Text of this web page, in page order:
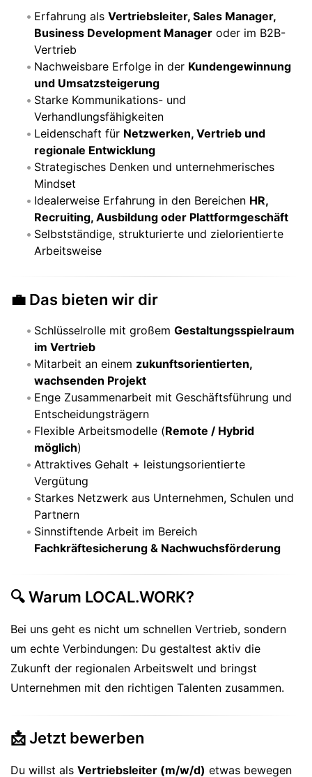
Erfahrung als Vertriebsleiter, Sales Manager,
Business Development Manager oder im B2B-
Vertrieb
Nachweisbare Erfolge in der Kundengewinnung
und Umsatzsteigerung
Starke Kommunikations- und
Verhandlungsfähigkeiten
Leidenschaft für Netzwerken, Vertrieb und
regionale Entwicklung
Strategisches Denken und unternehmerisches
Mindset
Idealerweise Erfahrung in den Bereichen HR,
Recruiting, Ausbildung oder Plattformgeschäft
Selbstständige, strukturierte und zielorientierte
Arbeitsweise
💼 Das bieten wir dir
Schlüsselrolle mit großem Gestaltungsspielraum
im Vertrieb
Mitarbeit an einem zukunftsorientierten,
wachsenden Projekt
Enge Zusammenarbeit mit Geschäftsführung und
Entscheidungsträgern
Flexible Arbeitsmodelle (Remote / Hybrid
möglich)
Attraktives Gehalt + leistungsorientierte
Vergütung
Starkes Netzwerk aus Unternehmen, Schulen und
Partnern
Sinnstiftende Arbeit im Bereich
Fachkräftesicherung & Nachwuchsförderung
🔍 Warum LOCAL.WORK?
Bei uns geht es nicht um schnellen Vertrieb, sondern
um echte Verbindungen: Du gestaltest aktiv die
Zukunft der regionalen Arbeitswelt und bringst
Unternehmen mit den richtigen Talenten zusammen.
📩 Jetzt bewerben
Du willst als Vertriebsleiter (m/w/d) etwas bewegen